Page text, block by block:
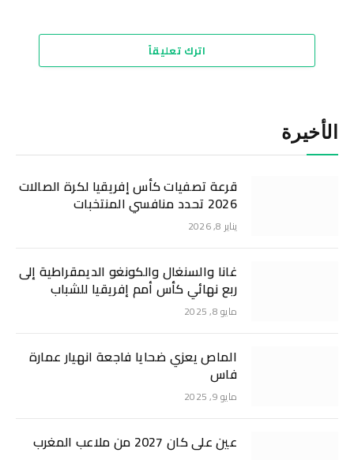
اترك تعليقاً
الأخيرة
قرعة تصفيات كأس إفريقيا لكرة الصالات
2026 تحدد منافسي المنتخبات
يناير 8, 2026
غانا والسنغال والكونغو الديمقراطية إلى
ربع نهائي كأس أمم إفريقيا للشباب
مايو 8, 2025
الماص يعزي ضحايا فاجعة انهيار عمارة
فاس
مايو 9, 2025
عين على كان 2027 من ملاعب المغرب